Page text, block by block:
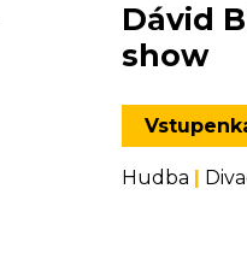
Dávid
show
Hudba |